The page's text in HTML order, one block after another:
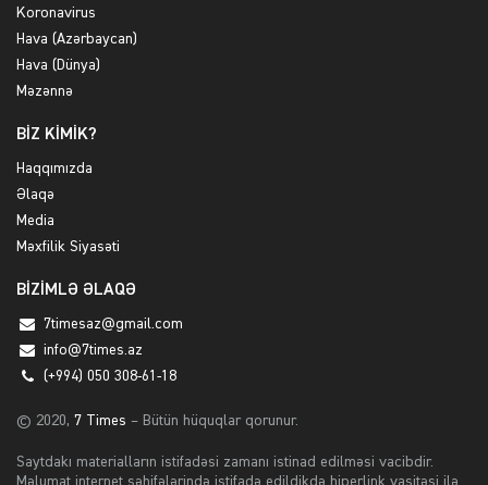
Koronavirus
Hava (Azərbaycan)
Hava (Dünya)
Məzənnə
BİZ KİMİK?
Haqqımızda
Əlaqə
Media
Məxfilik Siyasəti
BİZİMLƏ ƏLAQƏ
7timesaz@gmail.com
info@7times.az
(+994) 050 308-61-18
© 2020, 7 Times – Bütün hüquqlar qorunur.
Saytdakı materialların istifadəsi zamanı istinad edilməsi vacibdir.